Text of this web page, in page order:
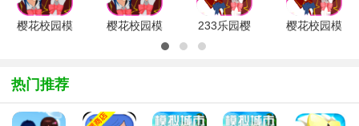
安
v1.047.12
正
樱花校园模
文版
v1.048.0
樱花校园模
233乐园樱
花校园模拟
樱花校园模
热门推荐